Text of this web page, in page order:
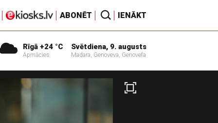
ABONĒT IENĀKT
Rīgā +24 °C
Apmācies
Svētdiena, 9. augusts
Madara, Genoveva, Genovefa